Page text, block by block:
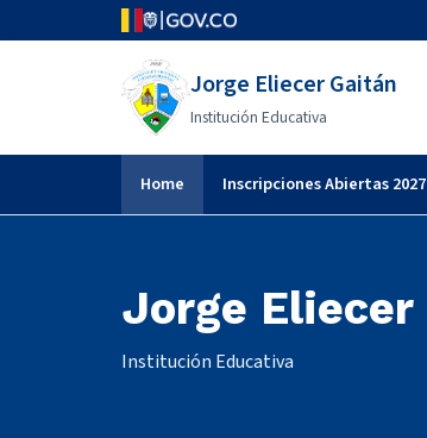
Jorge Eliecer Gaitán
Institución Educativa
Home Inscripciones Abiertas 2027
Jorge Eliecer
Institución Educativa